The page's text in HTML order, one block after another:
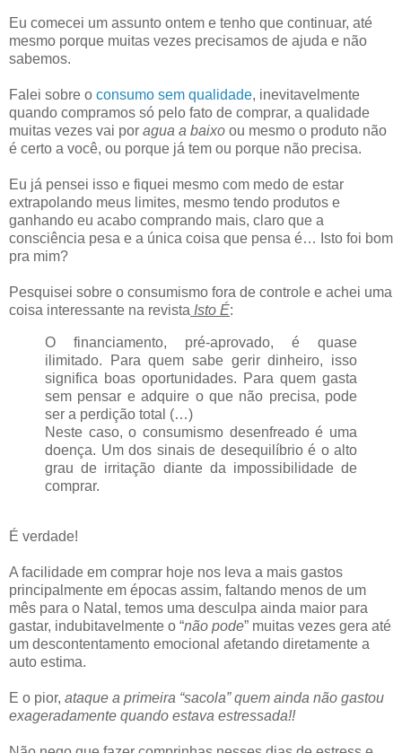
Eu comecei um assunto ontem e tenho que continuar, até
mesmo porque muitas vezes precisamos de ajuda e não
sabemos.
Falei sobre o consumo sem qualidade, inevitavelmente
quando compramos só pelo fato de comprar, a qualidade
muitas vezes vai por agua a baixo ou mesmo o produto não
é certo a você, ou porque já tem ou porque não precisa.
Eu já pensei isso e fiquei mesmo com medo de estar
extrapolando meus limites, mesmo tendo produtos e
ganhando eu acabo comprando mais, claro que a
consciência pesa e a única coisa que pensa é… Isto foi bom
pra mim?
Pesquisei sobre o consumismo fora de controle e achei uma
coisa interessante na revista Isto É:
O financiamento, pré-aprovado, é quase
ilimitado. Para quem sabe gerir dinheiro, isso
significa boas oportunidades. Para quem gasta
sem pensar e adquire o que não precisa, pode
ser a perdição total (…)
Neste caso, o consumismo desenfreado é uma
doença. Um dos sinais de desequilíbrio é o alto
grau de irritação diante da impossibilidade de
comprar.
É verdade!
A facilidade em comprar hoje nos leva a mais gastos
principalmente em épocas assim, faltando menos de um
mês para o Natal, temos uma desculpa ainda maior para
gastar, indubitavelmente o “não pode” muitas vezes gera até
um descontentamento emocional afetando diretamente a
auto estima.
E o pior, ataque a primeira “sacola” quem ainda não gastou
exageradamente quando estava estressada!!